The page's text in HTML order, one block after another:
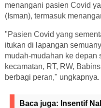
menangani pasien Covid
(Isman), termasuk
"Pasien Covid yang
itukan di lapangan
mudah-mudahan ke depan
kecamatan, RT, RW,
berbagi peran," ungkapnya.
Baca juga: Insentif